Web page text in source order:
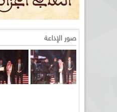
صور الإذاعة